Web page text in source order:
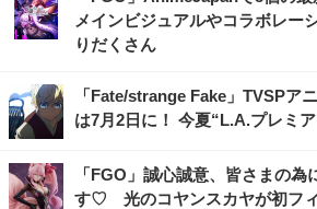
メインビジュアルやコラボレー
りだくさん
「Fate/strange Fake」TVSPア
は7月2日に！ 今夏“L.A.プレミ
「FGO」誠心誠意、皆さまの為
す♡ 光のコヤンスカヤが初フ